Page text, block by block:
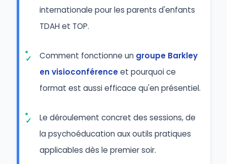
internationale pour les parents d'enfants
TDAH et TOP.
Comment fonctionne un groupe Barkley
en visioconférenceet pourquoi ce
format est aussi efficace qu'en présentiel.
Le déroulement concret des sessions, de
la psychoéducation aux outils pratiques
applicables dès le premier soir.